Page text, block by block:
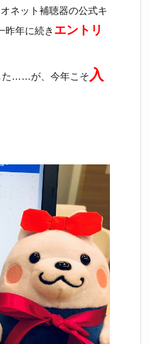
オネット補聴器の公式キ
昨年に続き エントリ
た……が、今年こそ 入